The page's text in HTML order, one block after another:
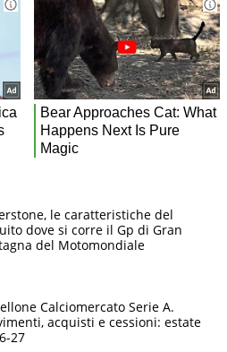
le caratteristiche del
dove si corre il Gp di Gran
del Motomondiale
Calciomercato Serie A.
acquisti e cessioni: estate
27